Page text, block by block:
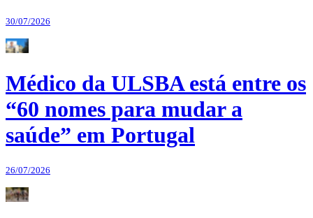
30/07/2026
Médico da ULSBA está entre os
“60 nomes para mudar a
saúde” em Portugal
26/07/2026